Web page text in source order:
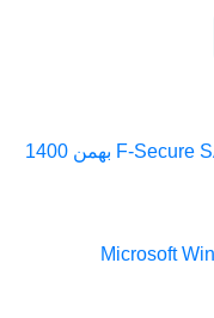
F-
Microsoft